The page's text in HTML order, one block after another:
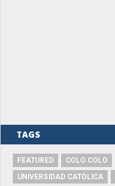
TAGS
FEATURED COLO COLO
UNIVERSIDAD CATÓLICA